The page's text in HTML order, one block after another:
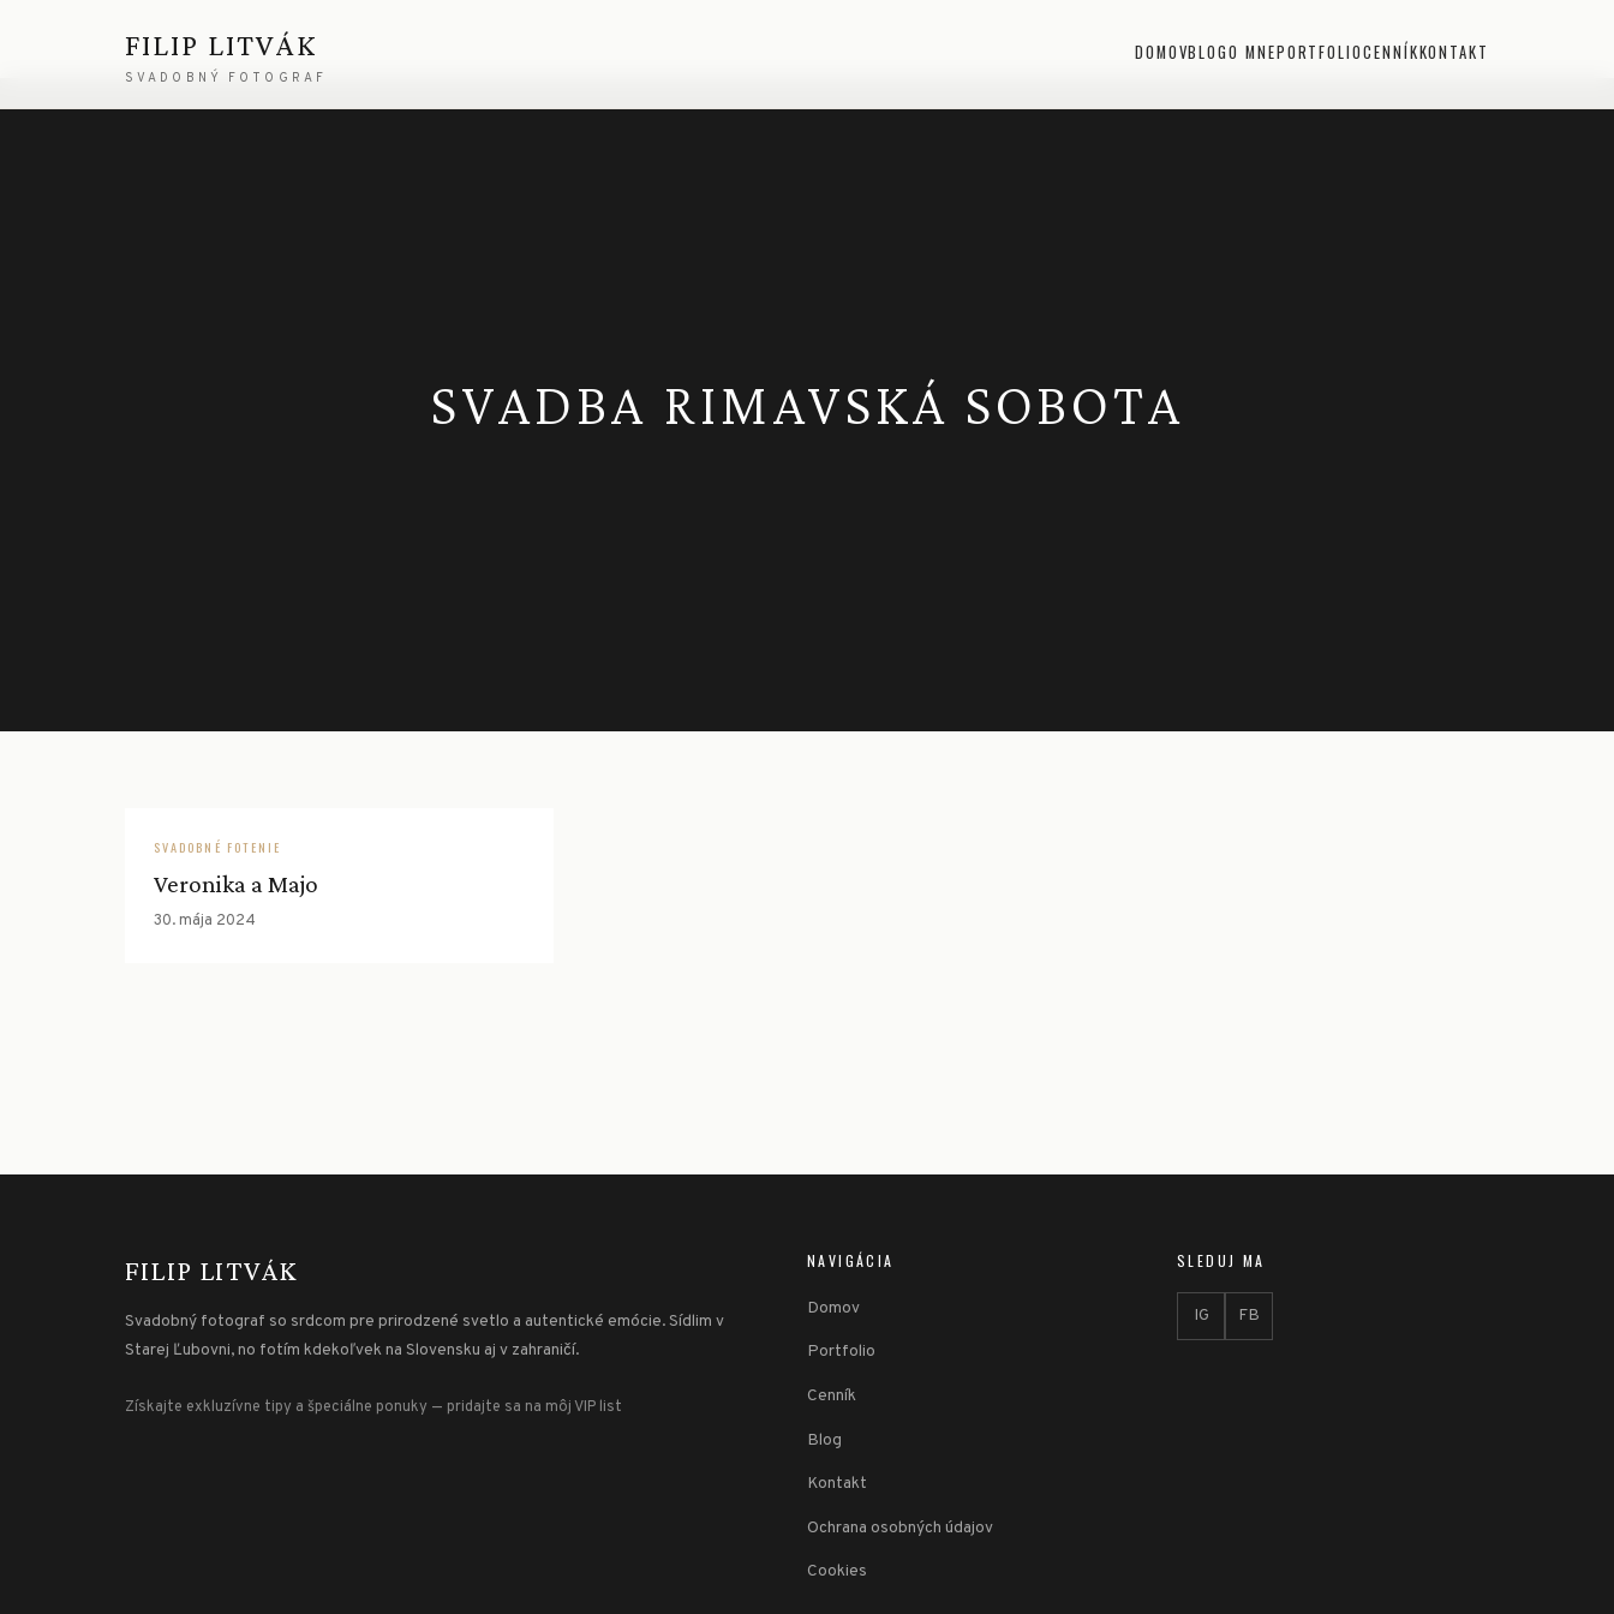
FILIP LITVÁK
SVADOBNÝ FOTOGRAF
DOMOVBLOGO MNEPORTFOLIOCENNÍKKONTAKT
SVADBA RIMAVSKÁ SOBOTA
SVADOBNÉ FOTENIE
Veronika a Majo
30. mája 2024
FILIP LITVÁK
Svadobný fotograf so srdcom pre prirodzené svetlo a autentické emócie. Sídlim v
Starej Ľubovni, no fotím kdekoľvek na Slovensku aj v zahraničí.
Získajte exkluzívne tipy a špeciálne ponuky — pridajte sa na môj VIP list
NAVIGÁCIA
Domov
Portfolio
Cenník
Blog
Kontakt
Ochrana osobných údajov
Cookies
SLEDUJ MA
IG FB